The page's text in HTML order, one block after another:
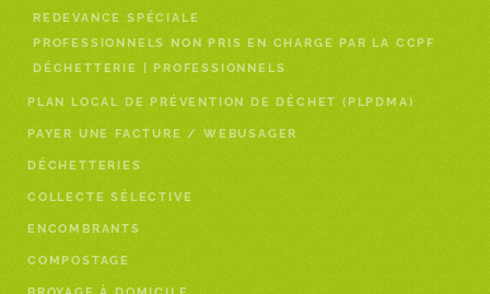
REDEVANCE SPÉCIALE
PROFESSIONNELS NON PRIS EN CHARGE PAR LA CCPF
DÉCHETTERIE | PROFESSIONNELS
PLAN LOCAL DE PRÉVENTION DE DÉCHET (PLPDMA)
PAYER UNE FACTURE / WEBUSAGER
DÉCHETTERIES
COLLECTE SÉLECTIVE
ENCOMBRANTS
COMPOSTAGE